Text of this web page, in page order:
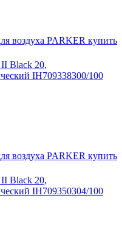
Black 20,
IH709338300/100
Black 20,
IH709350304/100